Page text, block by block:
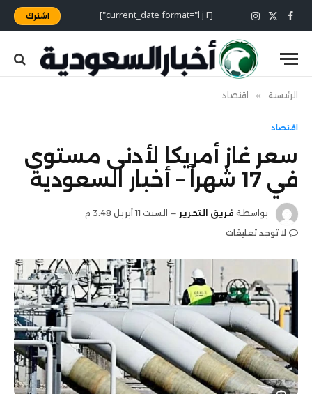
فيسبوك
X
(Twitter)
الانستغرام [current_date format="l j F"] اشترك
الرئيسية » اقتصاد
اقتصاد
سعر غاز أمريكا لأدنى مستوى
في 17 شهراً – أخبار السعودية
بواسطة فريق التحرير
السبت 11 أبريل 3:48 م
لا توجد تعليقات